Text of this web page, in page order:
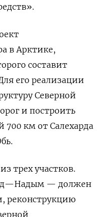
в Арктике,
составит
его реализации
Северной
и построить
км от Салехарда
трех участков.
— должен
реконструкцию